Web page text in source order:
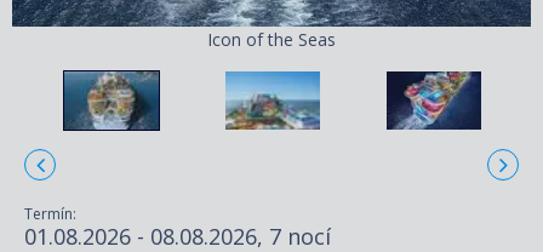
Icon of the Seas
Termín:
01.08.2026 - 08.08.2026, 7 nocí